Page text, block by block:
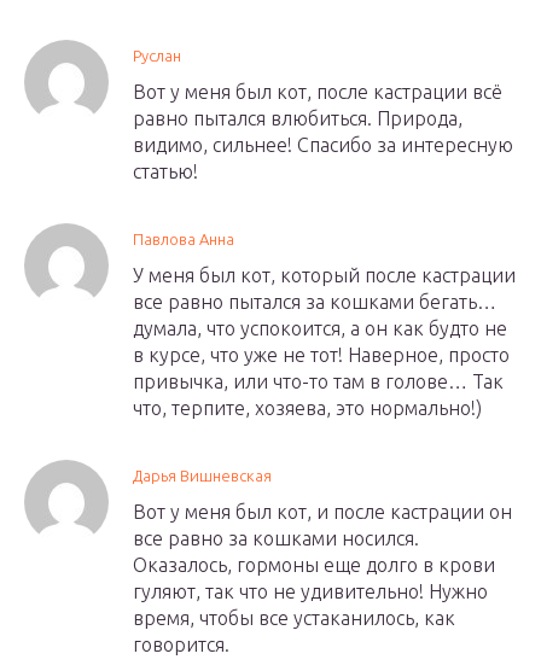
Руслан
Вот у меня был кот, после кастрации всё
равно пытался влюбиться. Природа,
видимо, сильнее! Спасибо за интересную
статью!
Павлова Анна
У меня был кот, который после кастрации
все равно пытался за кошками бегать…
думала, что успокоится, а он как будто не
в курсе, что уже не тот! Наверное, просто
привычка, или что-то там в голове… Так
что, терпите, хозяева, это нормально!)
Дарья Вишневская
Вот у меня был кот, и после кастрации он
все равно за кошками носился.
Оказалось, гормоны еще долго в крови
гуляют, так что не удивительно! Нужно
время, чтобы все устаканилось, как
говорится.